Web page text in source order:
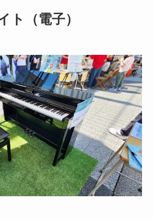
ト（電子）